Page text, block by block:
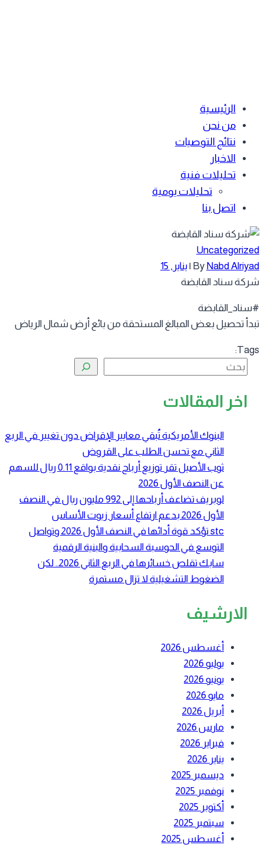
الرئيسية
من نحن
نتائج التوصيات
الاخبار
تحليلات فنية
تحليلات يومية
اتصل بنا
ByNabd
|يناير, 15
سناد القابضة
تحصيل بعض المبالغ المستحقة من بائع أرض شمال الرياض
البحث
اخر المقالات
البنوك الأمريكية تُبقي معايير الإقراض دون تغيير في الربع
الثاني مع تحسن الطلب على القروض
ثوب الأصيل تقر توزيع أرباح نقدية بواقع 0.11 ريال للسهم
عن النصف الأول 2026
لوبريف تضاعف أرباحها إلى 992 مليون ريال في النصف
الأول 2026 بدعم ارتفاع أسعار زيوت الأساس
stc تؤكد قوة أدائها في النصف الأول 2026 وتواصل
التوسع في الحوسبة السحابية والبنية الرقمية
سابك تقلص خسائرها في الربع الثاني 2026.. لكن
الضغوط التشغيلية لا تزال مستمرة
الارشيف
أغسطس 2026
يوليو 2026
يونيو 2026
مايو 2026
أبريل 2026
مارس 2026
فبراير 2026
يناير 2026
ديسمبر 2025
نوفمبر 2025
أكتوبر 2025
سبتمبر 2025
أغسطس 2025